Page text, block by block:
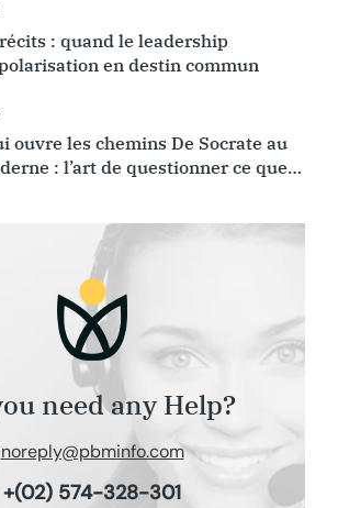
: quand le leadership
en destin commun
ouvre les chemins De Socrate au
: l’art de questionner ce que
need any Help?
noreply@pbminfo.com
+(02) 574-328-301